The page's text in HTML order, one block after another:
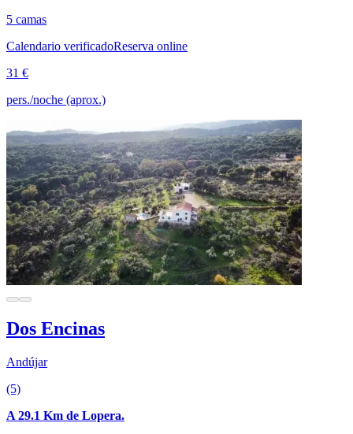
5 camas
Calendario verificadoReserva online
31 €
pers./noche (aprox.)
Dos Encinas
Andújar
(5)
A 29.1 Km de Lopera.